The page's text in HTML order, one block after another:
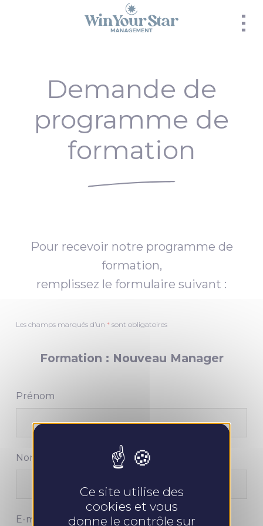
Demande de
programme de
formation
Pour recevoir notre programme de
formation,
remplissez le formulaire suivant :
Les champs marqués d’un * sont obligatoires
Formation : Nouveau Manager
Prénom
Nom
E-mail
Ce site utilise des
cookies et vous
donne le contrôle sur